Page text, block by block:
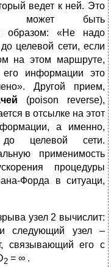
ведет к ней. Это
может быть
образом: «Не надо
целевой сети, если
на этом маршруте,
информации это
Другой прием,
(poison reverse),
в отсылке на этот
а именно,
до целевой сети.
применимость
процедуры
Форда в ситуаци,
узел 2 вычислит:
следующий узел –
связывающий его с
2 = ∞ .